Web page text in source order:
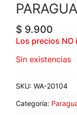
$ 9.900
Los precios NO
Sin existencias
SKU: WA-20104
Categoría: